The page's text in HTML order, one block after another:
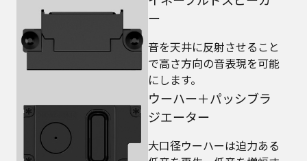
ー
音を天井に反射させること
で高さ方向の音表現を可能
にします。
ウーハー＋パッシブラ
ジエーター
大口径ウーハーは迫力ある